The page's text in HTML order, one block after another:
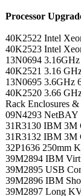
Processor
40K2522 Intel
40K2523 Intel
13N0694
40K2521 3.16
13N0695 3.6GHz
40K2520 3.66
Rack Enclosures
09N4293 NetBAY
31R3130 IBM 3M
31R3132 IBM 3M
32P1636 250mm
39M2894 IBM
39M2895 USB
39M2896 IBM
39M2897 Long